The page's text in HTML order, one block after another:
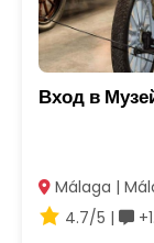
Вход в
Málaga |
4.7/5 |